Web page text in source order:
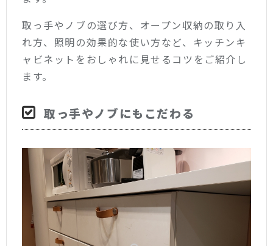
取っ手やノブの選び方、オープン収納の取り入
れ方、照明の効果的な使い方など、キッチンキ
ャビネットをおしゃれに見せるコツをご紹介し
ます。
取っ手やノブにもこだわる